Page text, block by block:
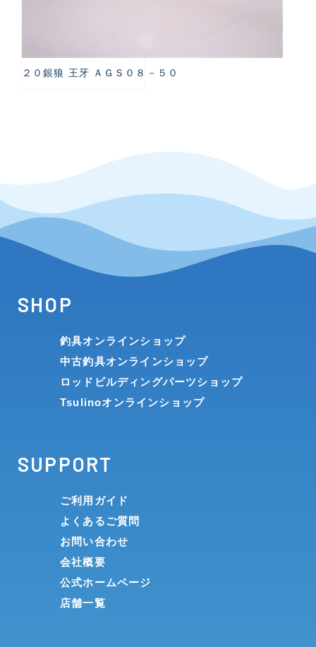
２０銀狼 王牙 ＡＧＳ０８－５０
SHOP
釣具オンラインショップ
中古釣具オンラインショップ
ロッドビルディングパーツショップ
Tsulinoオンラインショップ
SUPPORT
ご利用ガイド
よくあるご質問
お問い合わせ
会社概要
公式ホームページ
店舗一覧